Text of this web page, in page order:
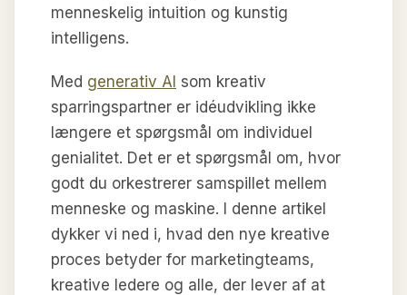
menneskelig intuition og kunstig
intelligens.
Med generativ AI som kreativ
sparringspartner er idéudvikling ikke
længere et spørgsmål om individuel
genialitet. Det er et spørgsmål om, hvor
godt du orkestrerer samspillet mellem
menneske og maskine. I denne artikel
dykker vi ned i, hvad den nye kreative
proces betyder for marketingteams,
kreative ledere og alle, der lever af at